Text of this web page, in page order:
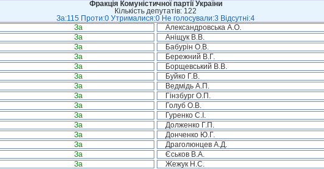
Фракція Комуністичної партії України
Кількість депутатів: 122
За:115 Проти:0 Утрималися:0 Не голосували:3 Відсутні:4
За Александровська А.О.
За Аніщук В.В.
За Бабурін О.В.
За Бережний В.Г.
За Борщевський В.В.
За Буйко Г.В.
За Ведмідь А.П.
За Гінзбург О.П.
За Голуб О.В.
За Гуренко С.І.
За Долженко Г.П.
За Донченко Ю.Г.
За Драголюнцев А.Д.
За Єськов В.А.
За Жежук Н.С.